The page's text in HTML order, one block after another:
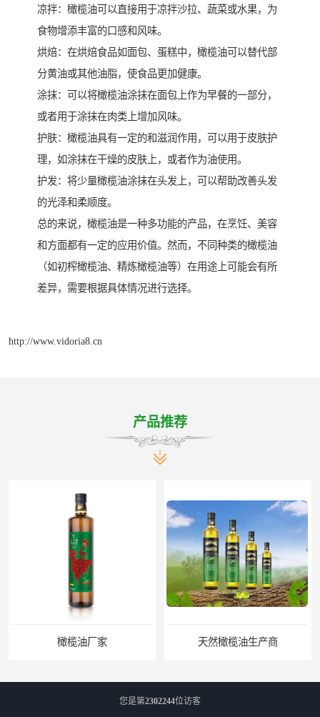
凉拌：橄榄油可以直接用于凉拌沙拉、蔬菜或水果，为
食物增添丰富的口感和风味。
烘焙：在烘焙食品如面包、蛋糕中，橄榄油可以替代部
分黄油或其他油脂，使食品更加健康。
涂抹：可以将橄榄油涂抹在面包上作为早餐的一部分，
或者用于涂抹在肉类上增加风味。
护肤：橄榄油具有一定的和滋润作用，可以用于皮肤护
理，如涂抹在干燥的皮肤上，或者作为油使用。
护发：将少量橄榄油涂抹在头发上，可以帮助改善头发
的光泽和柔顺度。
总的来说，橄榄油是一种多功能的产品，在烹饪、美容
和方面都有一定的应用价值。然而，不同种类的橄榄油
（如初榨橄榄油、精炼橄榄油等）在用途上可能会有所
差异，需要根据具体情况进行选择。
http://www.vidoria8.cn
产品推荐
天然橄榄油生产商 天然橄榄油
您是第2302244位访客